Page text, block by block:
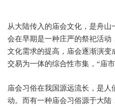
从大陆传入的庙会文化，是舟
会在早期是一种庄严的祭祀活动
文化需求的提高，庙会逐渐演变
交易为一体的综合性市集， “庙市
庙会习俗在我国源远流长，是
动。而有一种庙会习俗源于大陆